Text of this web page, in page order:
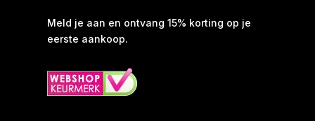
Meld je aan en ontvang 15% korting op je
eerste aankoop.